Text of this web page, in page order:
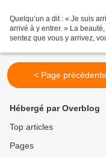
Quelqu’un a dit : « Je suis
arrivé à y entrer. » La
sentez que vous y arrivez,
< Page précédente
Hébergé par Overblog
Top articles
Pages